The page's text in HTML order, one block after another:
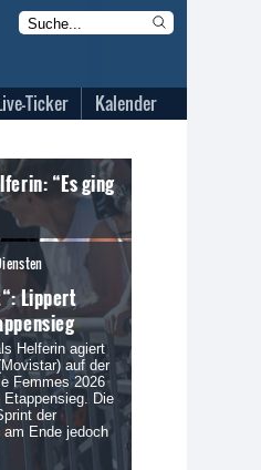
Ticker Kalender
“Es ging
Lippert
Helferin agiert
auf der
Femmes 2026
Die
der
Ende jedoch